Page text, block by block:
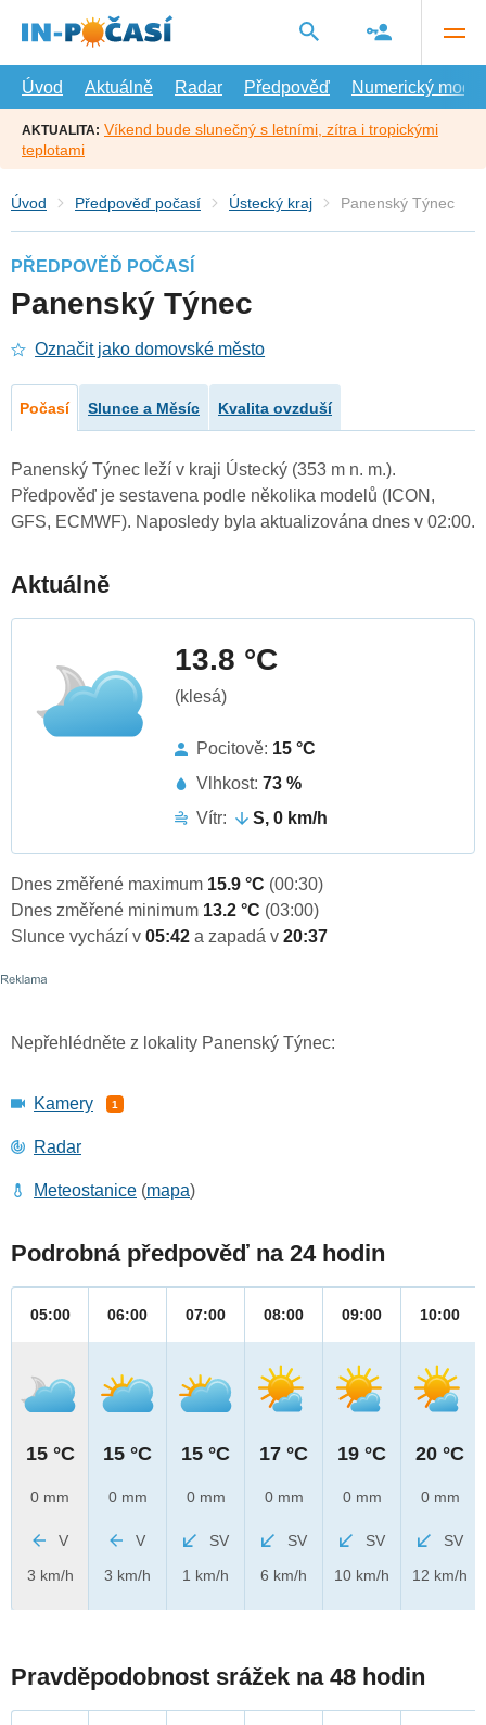
hlavní
Úvod
Aktuálně Radar Předpověď Numerický model
AKTUALITA: Víkend bude slunečný s letními, zítra i tropickými
teplotami
Úvod Předpověď počasí Ústecký kraj Panenský Týnec
PŘEDPOVĚĎ POČASÍ
Panenský Týnec
Označit jako domovské město
Počasí Slunce a Měsíc Kvalita ovzduší
Panenský Týnec leží v kraji Ústecký (353 m n. m.).
Předpověď je sestavena podle několika modelů (ICON,
GFS, ECMWF). Naposledy byla aktualizována dnes v 02:00.
Aktuálně
13.8 °C
(klesá)
Pocitově: 15 °C
Vlhkost: 73 %
Vítr:
S, 0 km/h
Dnes změřené maximum 15.9 °C (00:30)
Dnes změřené minimum 13.2 °C (03:00)
Slunce vychází v 05:42 a zapadá v 20:37
Nepřehlédněte z lokality Panenský Týnec:
Kamery 1
Radar
Meteostanice (mapa)
Podrobná předpověď na 24 hodin
05:00
15 °C
0 mm
V
3 km/h
06:00
15 °C
0 mm
V
3 km/h
07:00
15 °C
0 mm
SV
1 km/h
08:00
17 °C
0 mm
SV
6 km/h
09:00
19 °C
0 mm
SV
10 km/h
10:00
20 °C
0 mm
SV
12 km/h
Pravděpodobnost srážek na 48 hodin